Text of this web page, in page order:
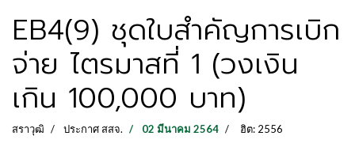
EB4(9) ชุดใบสำคัญการเบิก
จ่าย ไตรมาสที่ 1 (วงเงิน
เกิน 100,000 บาท)
สราวุฒิ ประกาศ สสจ. 02 มีนาคม 2564 ฮิต: 2556